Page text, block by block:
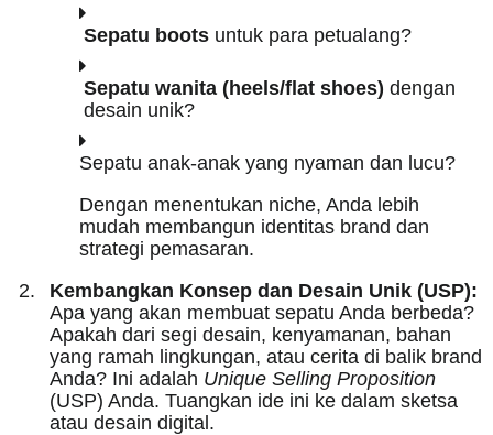
Sepatu bootsuntuk para petualang?
Sepatu wanita (heels/flat shoes) dengan
desain unik?
Sepatu anak-anak yang nyaman dan lucu?
Dengan menentukan niche, Anda lebih
mudah membangun identitas brand dan
strategi pemasaran.
Kembangkan Konsep dan Desain Unik (USP):
Apa yang akan membuat sepatu Anda berbeda?
Apakah dari segi desain, kenyamanan, bahan
yang ramah lingkungan, atau cerita di balik brand
Anda? Ini adalah Unique Selling Proposition
(USP) Anda. Tuangkan ide ini ke dalam sketsa
atau desain digital.